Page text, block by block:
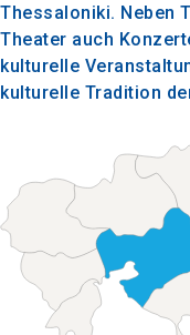
Thessaloniki. Neben
Theater auch
kulturelle
kulturelle Tradition